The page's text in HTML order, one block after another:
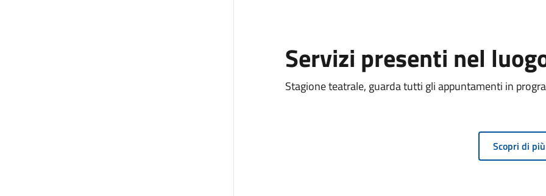
Servizi presenti nel
Stagione teatrale, guarda tutti gli appuntamenti in
Scopri di più